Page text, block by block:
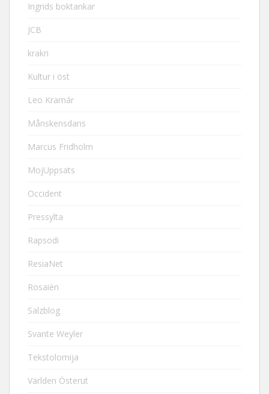
Ingrids boktankar
JCB
krakri
Kultur i öst
Leo Kramár
Månskensdans
Marcus Fridholm
MojUppsats
Occident
Pressylta
Rapsodi
ResiaNet
Rosaièn
Salzblog
Svante Weyler
Tekstolomija
Världen Österut